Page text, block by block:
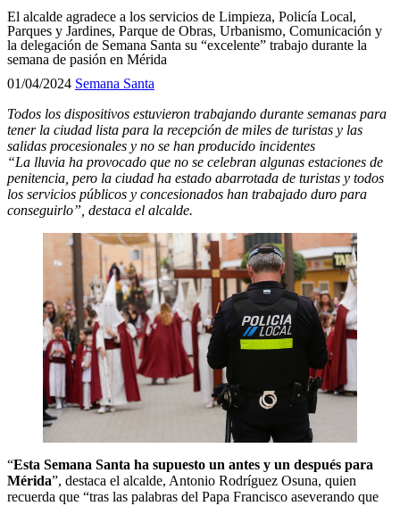
El alcalde agradece a los servicios de Limpieza, Policía Local,
Parques y Jardines, Parque de Obras, Urbanismo, Comunicación y
la delegación de Semana Santa su “excelente” trabajo durante la
semana de pasión en Mérida
01/04/2024 Semana Santa
Todos los dispositivos estuvieron trabajando durante semanas para
tener la ciudad lista para la recepción de miles de turistas y las
salidas procesionales y no se han producido incidentes
“La lluvia ha provocado que no se celebran algunas estaciones de
penitencia, pero la ciudad ha estado abarrotada de turistas y todos
los servicios públicos y concesionados han trabajado duro para
conseguirlo”, destaca el alcalde.
“Esta Semana Santa ha supuesto un antes y un después para
Mérida”, destaca el alcalde, Antonio Rodríguez Osuna, quien
recuerda que “tras las palabras del Papa Francisco aseverando que